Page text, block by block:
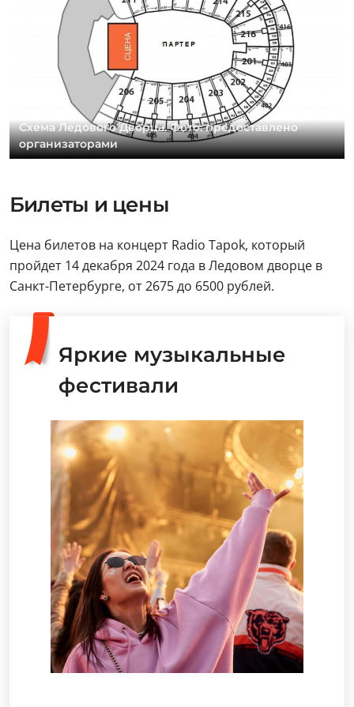
Схема Ледового Дворца. Фото: предоставлено
организаторами
Билеты и цены
Цена билетов на концерт Radio Tapok, который
пройдет 14 декабря 2024 года в Ледовом дворце в
Санкт-Петербурге, от 2675 до 6500 рублей.
Яркие музыкальные
фестивали